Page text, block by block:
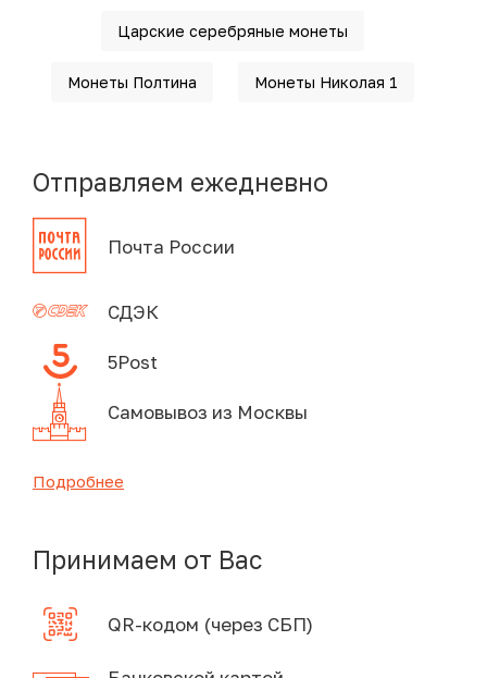
Царские серебряные монеты
Монеты Полтина Монеты Николая 1
Отправляем ежедневно
Почта России
СДЭК
5Post
Самовывоз из Москвы
Подробнее
Принимаем от Вас
QR-кодом (через СБП)